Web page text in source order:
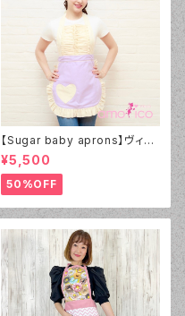
【Sugar baby aprons】ヴィン
テージダーリン エプロン ライラ
ック
¥5,500
50%OFF